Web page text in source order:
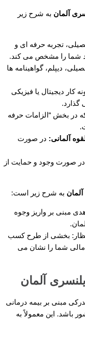
آلمان به شرح زیر
تجربه حرفه ای و
شما را مشخص می کند.
دیپلم، گواهینامه ها
کار دیجیتال یا فیزیکی
گذارد.
در بخش “الزامات حرفه
آلمانی: در صورت
در صورت وجود و حمایت از
به شرح زیر است:
مبنی بر واریز وجوه
بخشی از طرح کسب
شما را نشان می
آلمان
مبنی بر بیمه درمانی
باشد. این معمولاً به